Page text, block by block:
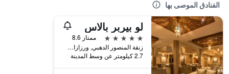
الفنادق الموصى بها
لو بيربر بالاس
5 نجوم
ممتاز 8.6
زنقة المنصور الدهبي, ورزازات, المغرب
2.7 كيلومتر عن وسط المدينة